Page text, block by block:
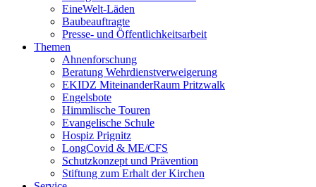
EineWelt-Läden
Baubeauftragte
Presse- und Öffentlichkeitsarbeit
Themen
Ahnenforschung
Beratung Wehrdienstverweigerung
EKIDZ MiteinanderRaum Pritzwalk
Engelsbote
Himmlische Touren
Evangelische Schule
Hospiz Prignitz
LongCovid & ME/CFS
Schutzkonzept und Prävention
Stiftung zum Erhalt der Kirchen